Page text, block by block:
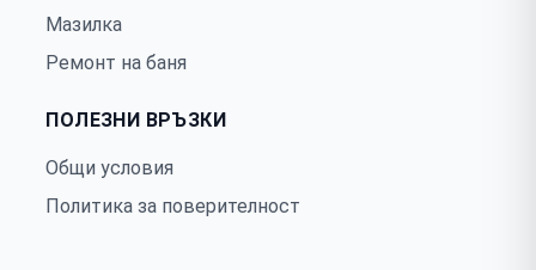
Мазилка
Ремонт на баня
ПОЛЕЗНИ ВРЪЗКИ
Общи условия
Политика за поверителност